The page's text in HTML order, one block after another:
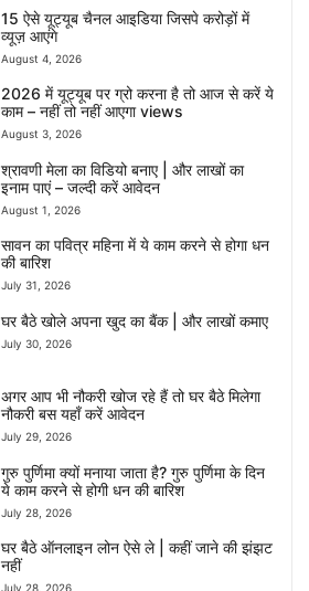
15 ऐसे यूट्यूब चैनल आइडिया जिसपे करोड़ों में
व्यूज़ आएंगे
August 4, 2026
2026 में यूट्यूब पर ग्रो करना है तो आज से करें ये
काम – नहीं तो नहीं आएगा views
August 3, 2026
श्रावणी मेला का विडियो बनाए | और लाखों का
इनाम पाएं – जल्दी करें आवेदन
August 1, 2026
सावन का पवित्र महिना में ये काम करने से होगा धन
की बारिश
July 31, 2026
घर बैठे खोले अपना खुद का बैंक | और लाखों कमाए
July 30, 2026
अगर आप भी नौकरी खोज रहे हैं तो घर बैठे मिलेगा
नौकरी बस यहाँ करें आवेदन
July 29, 2026
गुरु पुर्णिमा क्यों मनाया जाता है? गुरु पुर्णिमा के दिन
ये काम करने से होगी धन की बारिश
July 28, 2026
घर बैठे ऑनलाइन लोन ऐसे ले | कहीं जाने की झंझट
नहीं
July 28, 2026